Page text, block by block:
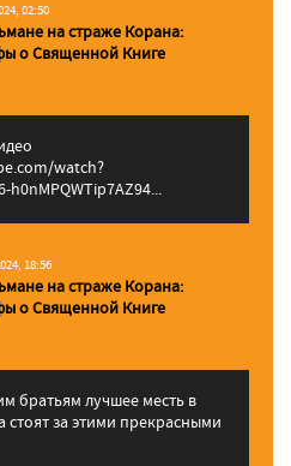
02:50
на страже Корана:
о Священной Книге
watch?
h0nMPQWTip7AZ94...
18:56
на страже Корана:
о Священной Книге
братьям лучшее месть в
стоят за этими прекрасными